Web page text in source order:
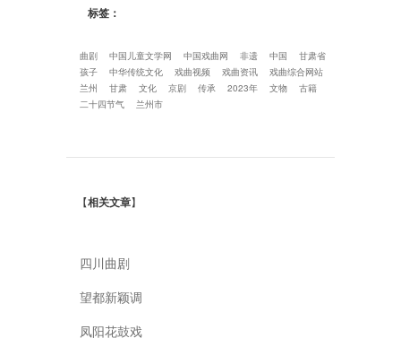
标签：
曲剧 中国儿童文学网 中国戏曲网 非遗 中国
甘肃省
孩子
中华传统文化 戏曲视频 戏曲资讯
戏曲综合网站
兰州
甘肃 文化 京剧 传承 2023年 文物
古籍
二十四节气
兰州市
【相关文章】
四川曲剧
望都新颖调
凤阳花鼓戏